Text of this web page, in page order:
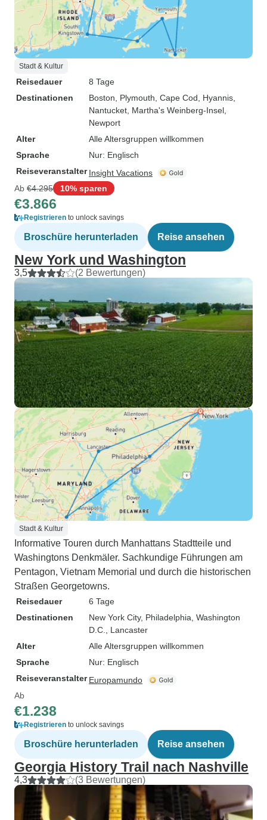
Stadt & Kultur
Reisedauer
8 Tage
Destinationen
Boston , Plymouth , Cape Cod , Hyannis
Nantucket , Martha's Weinberg-Insel
Newport
Alter
Alle Altersgruppen willkommen
Sprache
Nur: Englisch
Reiseveranstalter Insight Vacations
Ab €4.295 10% sparen
€3.866
Registrieren to unlock savings
Broschüre herunterladen Reise ansehen
New York und Washington
3,5 (2 Bewertungen)
Stadt & Kultur
Informative Touren durch Manhattans Stadtteile und
Washingtons Denkmäler. Sachkundige Führungen am
Pentagon, Vietnam Memorial und durch die historischen
Straßen Georgetowns.
Reisedauer
6 Tage
Destinationen
New York City, Philadelphia , Washington
D.C.
, Lancaster
Alter
Alle Altersgruppen willkommen
Sprache
Nur: Englisch
Reiseveranstalter Europamundo
Ab
€1.238
Registrieren to unlock savings
Broschüre herunterladen Reise ansehen
Georgia History Trail nach Nashville
4,3 (3 Bewertungen)